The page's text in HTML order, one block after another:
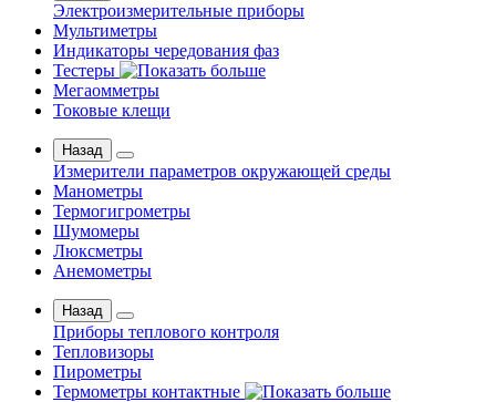
Электроизмерительные приборы
Мультиметры
Индикаторы чередования фаз
Тестеры
Мегаомметры
Токовые клещи
Назад
Измерители параметров окружающей среды
Манометры
Термогигрометры
Шумомеры
Люксметры
Анемометры
Назад
Приборы теплового контроля
Тепловизоры
Пирометры
Термометры контактные